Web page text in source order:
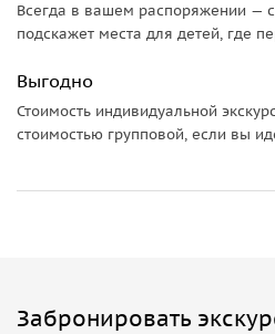
Всегда в вашем распоряжении —
подскажет места для детей, где
Выгодно
Стоимость индивидуальной
стоимостью групповой, если вы
Забронировать